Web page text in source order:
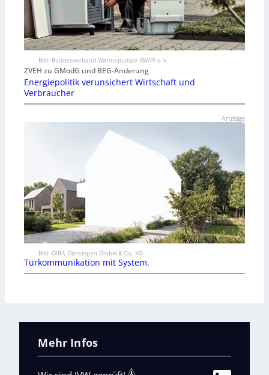
Bild: Bundesverband Wärmepumpe (BWP) e.V.
ZVEH zu GModG und BEG-Änderung
Energiepolitik verunsichert Wirtschaft und
Verbraucher
Anzeige
Bild: GIRA Giersiepen GmbH & Co. KG
Türkommunikation mit System.
Mehr Infos